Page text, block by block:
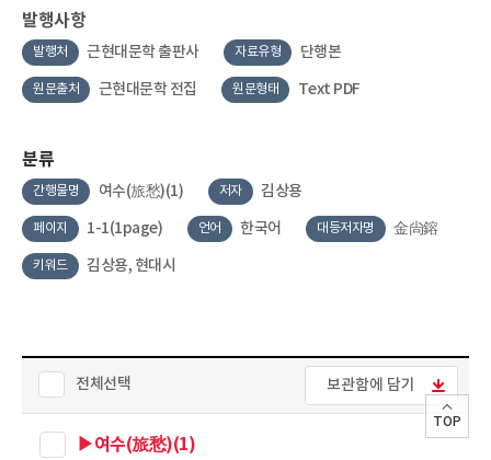
발행사항
발행처 근현대문학 출판사 자료유형 단행본
원문출처 근현대문학 전집 원문형태 Text PDF
분류
간행물명 여수(旅愁)(1) 저자 김상용
페이지 1-1(1page) 언어 한국어 대등저자명 金尙鎔
키워드 김상용, 현대시
전체선택 보관함에 담기
▶여수(旅愁)(1)
TOP